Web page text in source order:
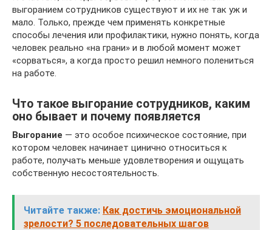
выгоранием сотрудников существуют и их не так уж и
мало. Только, прежде чем применять конкретные
способы лечения или профилактики, нужно понять, когда
человек реально «на грани» и в любой момент может
«сорваться», а когда просто решил немного полениться
на работе.
Что такое выгорание сотрудников, каким
оно бывает и почему появляется
Выгорание — это особое психическое состояние, при
котором человек начинает цинично относиться к
работе, получать меньше удовлетворения и ощущать
собственную несостоятельность.
Читайте также: Как достичь эмоциональной
зрелости? 5 последовательных шагов